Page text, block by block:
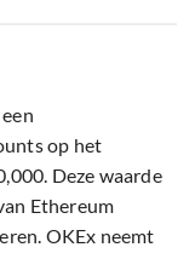
op het
Deze waarde
Ethereum
OKEx neemt